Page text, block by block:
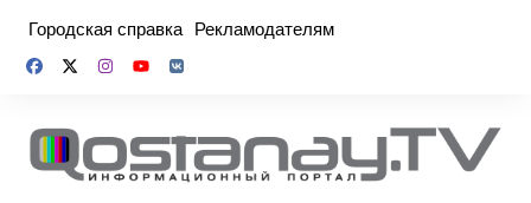
содержимому
Городская справка Рекламодателям